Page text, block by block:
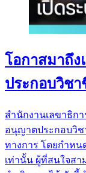
โอกาสมาถึง
ประกอบวิชา
สำนักงานเลขาธิก
อนุญาตประกอบวิช
ทางการ โดยกำหน
เท่านั้น ผู้ที่สนใจสา